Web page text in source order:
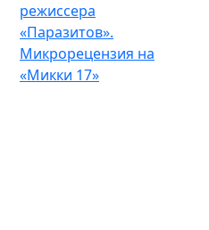
режиссера
«Паразитов».
Микрорецензия на
«Микки 17»